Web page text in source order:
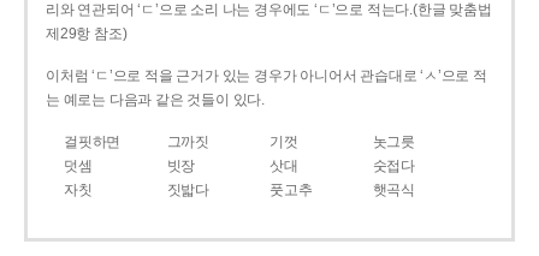
리와 연관되어 ‘ㄷ’으로 소리 나는 경우에도 ‘ㄷ’으로 적는다.(한글 맞춤법
제29항 참조)
이처럼 ‘ㄷ’으로 적을 근거가 있는 경우가 아니어서 관습대로 ‘ㅅ’으로 적
는 예로는 다음과 같은 것들이 있다.
걸핏하면 그까짓 기껏
놋그릇
덧셈
빗장 삿대
숫접다
자칫
짓밟다 풋고추 햇곡식